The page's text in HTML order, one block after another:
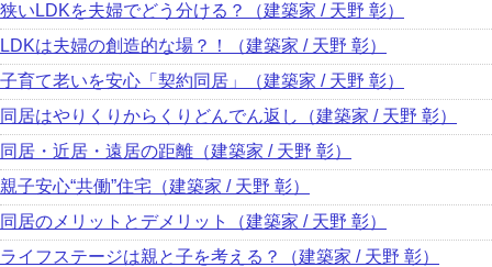
狭いLDKを夫婦でどう分ける？（建築家 / 天野 彰）
LDKは夫婦の創造的な場？！（建築家 / 天野 彰）
子育て老いを安心「契約同居」（建築家 / 天野 彰）
同居はやりくりからくりどんでん返し（建築家 / 天野 彰）
同居・近居・遠居の距離（建築家 / 天野 彰）
親子安心“共働”住宅（建築家 / 天野 彰）
同居のメリットとデメリット（建築家 / 天野 彰）
ライフステージは親と子を考える？（建築家 / 天野 彰）